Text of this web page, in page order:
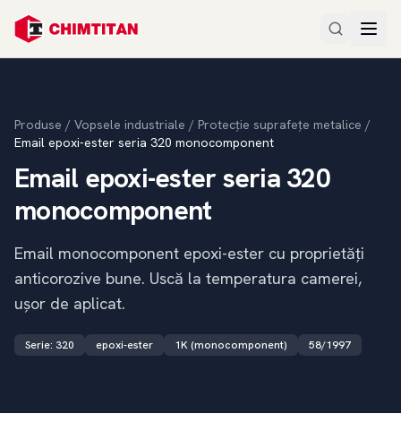
Produse / Vopsele industriale / Protecție suprafețe metalice /
Email epoxi-ester seria 320 monocomponent
Email epoxi-ester seria 320
monocomponent
Email monocomponent epoxi-ester cu proprietăți
anticorozive bune. Uscă la temperatura camerei,
ușor de aplicat.
Serie: 320 epoxi-ester 1K (monocomponent) 58/1997